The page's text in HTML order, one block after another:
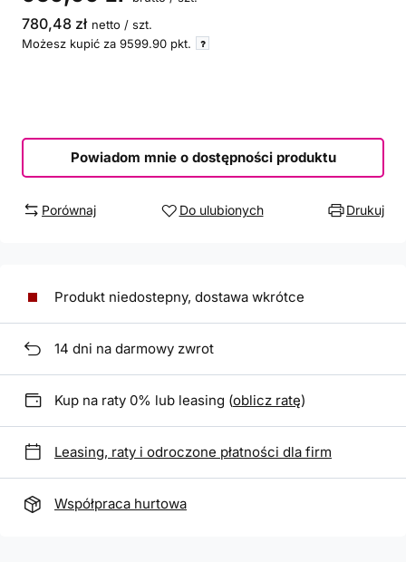
780,48 zł netto / szt.
Możesz kupić za 9599.90 pkt.
Powiadom mnie o dostępności produktu
Porównaj Do ulubionych Drukuj
Produkt niedostepny, dostawa wkrótce
14 dni na darmowy zwrot
Kup na raty 0% lub leasing (oblicz ratę)
Leasing, raty i odroczone płatności dla firm
Współpraca hurtowa